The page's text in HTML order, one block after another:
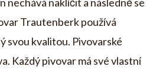
Trautenberk používá
svou kvalitou. Pivovarské
Každý pivovar má své vlastní